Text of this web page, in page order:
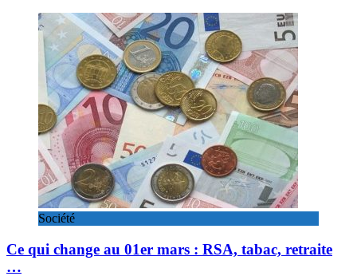
Société
Ce qui change au 01er mars : RSA, tabac, retraite
…